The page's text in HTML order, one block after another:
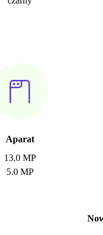
Aparat
13.0 MP
5.0 MP